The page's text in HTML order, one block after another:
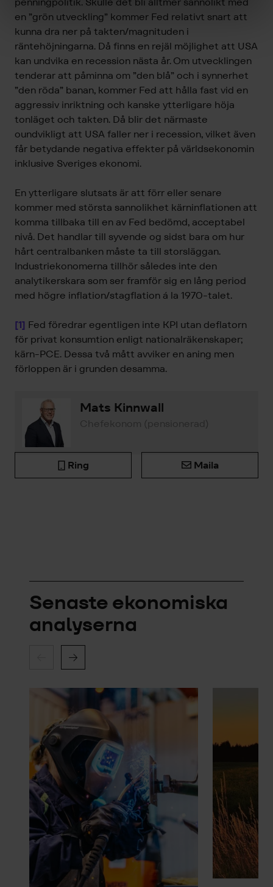
en ”grön utveckling” kommer Fed relativt snart att
kunna dra ner på takten/magnituden i
räntehöjningarna. Då finns en rejäl möjlighet att USA
kan undvika en recession nästa år. Om utvecklingen
tenderar att påminna om ”den blå” och i synnerhet
”den röda” banan, kommer Fed att hålla fast vid en
aggressiv inriktning och kanske ytterligare höja
tonläget och takten. Då blir det närmaste
oundvikligt att USA faller ner i recession, vilket även
får betydande negativa effekter på världsekonomin
inklusive Sveriges ekonomi.
En ytterligare slutsats är att förr eller senare
kommer med största sannolikhet kärninflationen att
komma tillbaka till en av Fed bedömd, acceptabel
nivå. Det handlar till syvende og sidst bara om hur
hårt centralbanken måste ta till storsläggan.
Industriekonomerna tillhör således inte den
analytikerskara som ser framför sig en lång period
med högre inflation/stagflation á la 1970-talet.
[1] Fed föredrar egentligen inte KPI utan deflatorn
för privat konsumtion enligt nationalräkenskaper;
kärn-PCE. Dessa två mått avviker en aning men
förloppen är i grunden desamma.
Mats Kinnwall
Chefekonom (pensionerad)
Ring Maila
Senaste ekonomiska
analyserna